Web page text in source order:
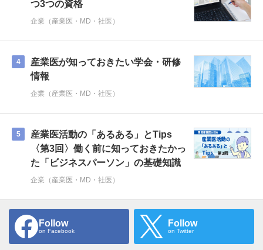
つ3つの資格
企業（産業医・MD・社医）
4
産業医が知っておきたい学会・研修
情報
企業（産業医・MD・社医）
5
産業医活動の「あるある」とTips
〈第3回〉働く前に知っておきたかっ
た「ビジネスパーソン」の基礎知識
企業（産業医・MD・社医）
Follow
on Facebook
Follow
on Twitter